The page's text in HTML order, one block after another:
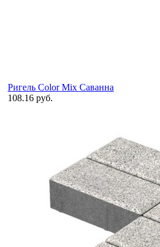
Ригель Color Mix Саванна
108.16 руб.